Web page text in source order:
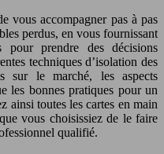
vous accompagner pas à pas
perdus, en vous fournissant
pour prendre des décisions
techniques d’isolation des
sur le marché, les aspects
les bonnes pratiques pour un
ainsi toutes les cartes en main
vous choisissiez de le faire
qualifié.